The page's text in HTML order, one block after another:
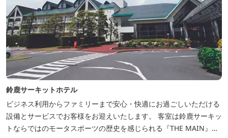
鈴鹿サーキットホテル
ビジネス利用からファミリーまで安心・快適にお過ごしいただける
設備とサービスでお客様をお迎えいたします。 客室は鈴鹿サーキッ
トならではのモータスポーツの歴史を感じられる『THE MAIN』を